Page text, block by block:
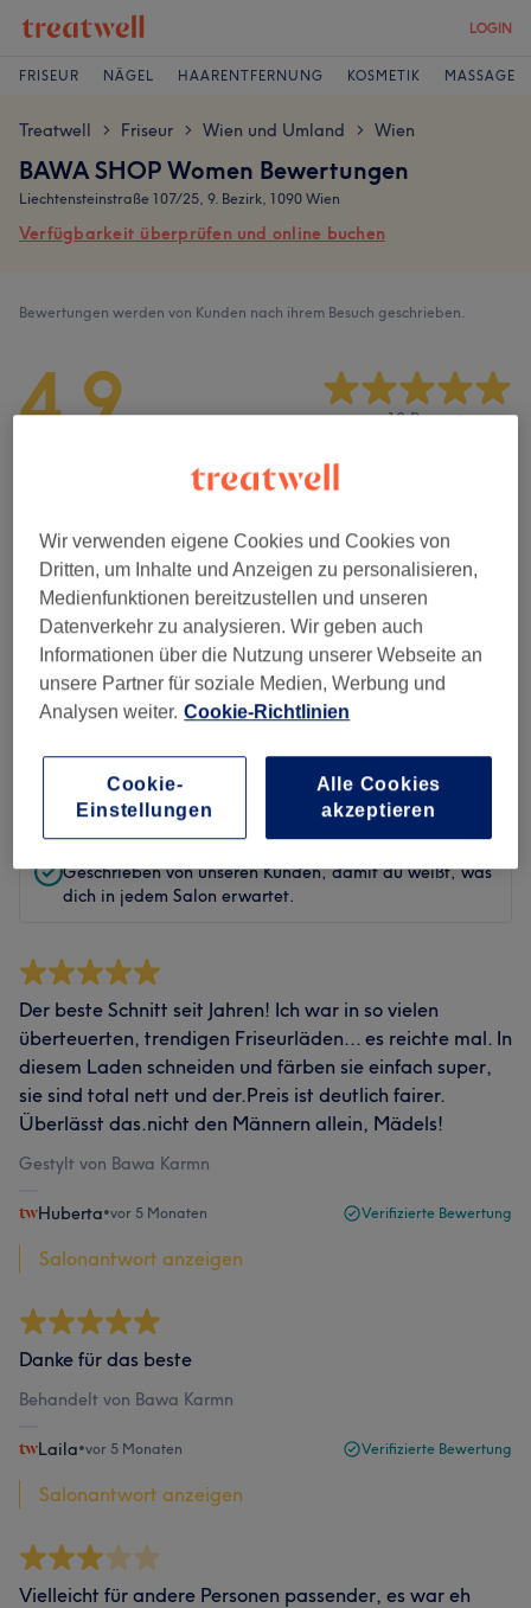
LOGIN
FRISEUR NÄGEL HAARENTFERNUNG KOSMETIK MASSAGE
Treatwell > Friseur > Wien und Umland > Wien
BAWA SHOP Women Bewertungen
Liechtensteinstraße 107/25, 9. Bezirk, 1090 Wien
Verfügbarkeit überprüfen und online buchen
Bewertungen werden von Kunden nach ihrem Besuch geschrieben.
4,9 12 Bewertungen
Sauberkeit
Service
Bewertungen filtern
Geschrieben von unseren Kunden, damit du weißt, was
dich in jedem Salon erwartet.
Der beste Schnitt seit Jahren! Ich war in so vielen
überteuerten, trendigen Friseurläden... es reichte mal. In
diesem Laden schneiden und färben sie einfach super,
sie sind total nett und der.Preis ist deutlich fairer.
Überlässt das.nicht den Männern allein, Mädels!
Gestylt von Bawa Karmn
Huberta•vor 5 Monaten Verifizierte Bewertung
Salonantwort anzeigen
Danke für das beste
Behandelt von Bawa Karmn
Laila•vor 5 Monaten Verifizierte Bewertung
Salonantwort anzeigen
Vielleicht für andere Personen passender, es war eh
Wir verwenden eigene Cookies und Cookies von
Dritten, um Inhalte und Anzeigen zu personalisieren,
Medienfunktionen bereitzustellen und unseren
Datenverkehr zu analysieren. Wir geben auch
Informationen über die Nutzung unserer Webseite an
unsere Partner für soziale Medien, Werbung und
Analysen weiter. Cookie-Richtlinien
Alle Cookies
akzeptieren
Cookie-
Einstellungen